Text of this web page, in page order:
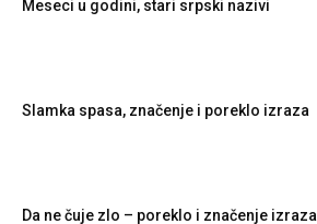
Meseci u godini, stari srpski nazivi
Slamka spasa, značenje i poreklo izraza
Da ne čuje zlo – poreklo i značenje izraza